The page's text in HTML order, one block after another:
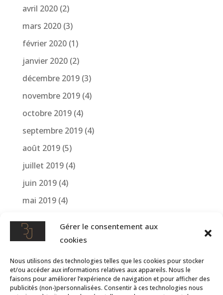
Gérer le consentement aux
cookies
Nous utilisons des technologies telles que les cookies pour stocker
et/ou accéder aux informations relatives aux appareils. Nous le
faisons pour améliorer l’expérience de navigation et pour afficher des
publicités (non-)personnalisées. Consentir à ces technologies nous
avril 2020(2)
mars 2020(3)
février 2020(1)
janvier 2020(2)
décembre 2019(3)
novembre 2019(4)
octobre 2019(4)
septembre 2019(4)
août 2019(5)
juillet 2019(4)
juin 2019(4)
mai 2019(4)
mars 2019
mars 2018(1)